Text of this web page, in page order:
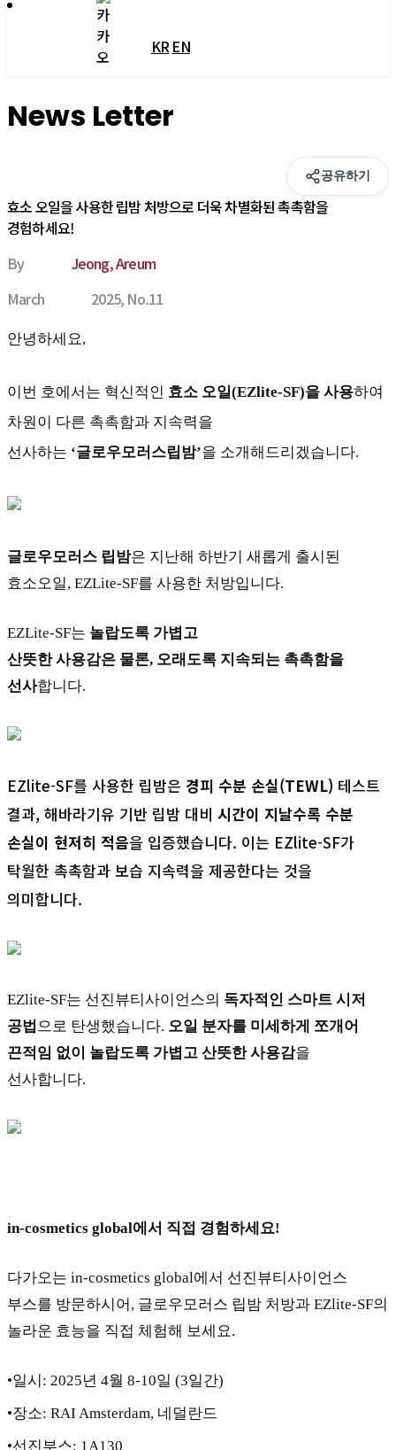
KR EN
News Letter
공유하기
효소 오일을 사용한 립밤 처방으로 더욱 차별화된 촉촉함을
경험하세요!
By
Jeong, Areum
March
2025, No.11
안녕하세요,
이번 호에서는 혁신적인 효소 오일(EZlite-SF)을 사용하여
차원이 다른 촉촉함과 지속력을
선사하는 ‘글로우모러스립밤’을 소개해드리겠습니다.
글로우모러스 립밤은 지난해 하반기 새롭게 출시된
효소오일, EZLite-SF를 사용한 처방입니다.
EZLite-SF는 놀랍도록 가볍고
산뜻한 사용감은 물론, 오래도록 지속되는 촉촉함을
선사합니다.
EZlite-SF를 사용한 립밤은 경피 수분 손실(TEWL) 테스트
결과, 해바라기유 기반 립밤 대비 시간이 지날수록 수분
손실이 현저히 적음을 입증했습니다. 이는 EZlite-SF가
탁월한 촉촉함과 보습 지속력을 제공한다는 것을
의미합니다.
EZlite-SF는 선진뷰티사이언스의 독자적인 스마트 시저
공법 으로 탄생했습니다. 오일 분자를 미세하게 쪼개어
끈적임 없이 놀랍도록 가볍고 산뜻한 사용감을
선사합니다.
in-cosmetics global에서 직접 경험하세요!
다가오는 in-cosmetics global에서 선진뷰티사이언스
부스를 방문하시어, 글로우모러스 립밤 처방과 EZlite-SF의
놀라운 효능을 직접 체험해 보세요.
•일시: 2025년 4월 8-10일 (3일간)
•장소: RAI Amsterdam, 네덜란드
•선진부스: 1A130